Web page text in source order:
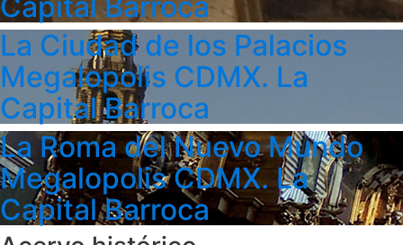
La Ciudad de los Palacios
Megalopolis CDMX. La
Capital Barroca
La Roma del Nuevo Mundo
Megalopolis CDMX. La
Capital Barroca